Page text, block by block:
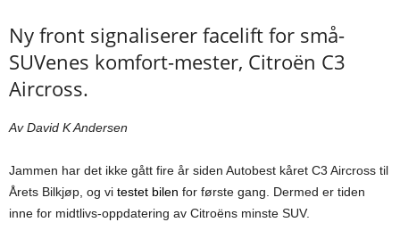
Ny front signaliserer facelift for små-
SUVenes komfort-mester, Citroën C3
Aircross.
Av David K Andersen
Jammen har det ikke gått fire år siden Autobest kåret C3 Aircross til
Årets Bilkjøp, og vi testet bilen for første gang. Dermed er tiden
inne for midtlivs-oppdatering av Citroëns minste SUV.